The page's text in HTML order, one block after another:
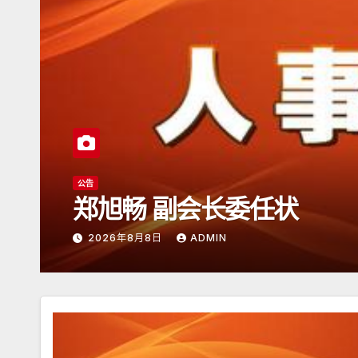
日本潮汕总商会开放
2026年6月15日 ADMIN